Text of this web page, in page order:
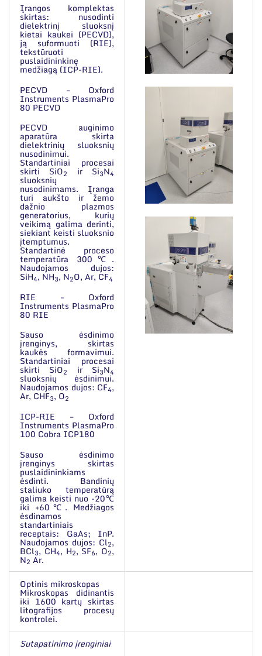
Įrangos komplektas
skirtas: nusodinti
dielektrinį sluoksnį
kietai kaukei (PECVD),
ją suformuoti (RIE),
tekstūruoti
puslaidininkinę
medžiagą (ICP-RIE).
PECVD – Oxford
Instruments PlasmaPro
80 PECVD
PECVD auginimo
aparatūra skirta
dielektrinių sluoksnių
nusodinimui.
Standartiniai procesai
skirti SiO2 ir Si3N4
sluoksnių
nusodinimams. Įranga
turi aukšto ir žemo
dažnio plazmos
generatorius, kurių
veikimą galima derinti,
siekiant keisti sluoksnio
įtemptumus.
Standartinė proceso
temperatūra 300℃.
Naudojamos dujos:
SiH4, NH3, N2O, Ar, CF4
RIE – Oxford
Instruments PlasmaPro
80 RIE
Sauso ėsdinimo
įrenginys, skirtas
kaukės formavimui.
Standartiniai procesai
skirti SiO2 ir Si3N4
sluoksnių ėsdinimui.
Naudojamos dujos: CF4,
Ar, CHF3, O2
ICP-RIE – Oxford
Instruments PlasmaPro
100 Cobra ICP180
Sauso ėsdinimo
įrenginys skirtas
puslaidininkiams
ėsdinti. Bandinių
staliuko temperatūrą
galima keisti nuo -20℃
iki +60℃. Medžiagos
ėsdinamos
standartiniais
receptais: GaAs; InP.
Naudojamos dujos: Cl2,
BCl3, CH4, H2, SF6, O2,
N2 Ar.
Optinis mikroskopas
Mikroskopas didinantis
iki 1600 kartų skirtas
litografijos procesų
kontrolei.
Sutapatinimo įrenginiai